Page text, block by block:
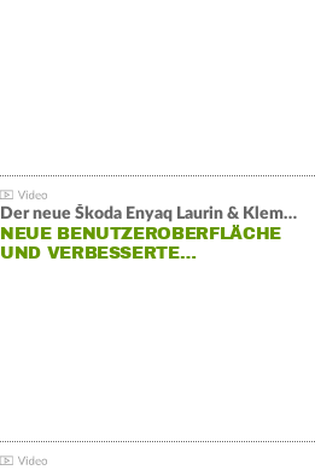
Der neue Škoda Enyaq Laurin & Klement
NEUE BENUTZEROBERFLÄCHE
UND VERBESSERTE…